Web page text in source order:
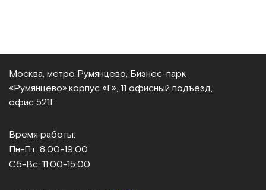
Москва, метро Румянцево, Бизнес‑парк
«Румянцево», корпус «Г», 11 офисный подъезд,
офис 521Г
Время работы:
Пн-Пт: 8:00-19:00
Сб-Вс: 11:00-15:00